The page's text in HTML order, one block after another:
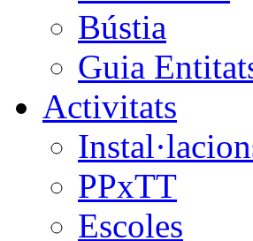
Bústia
Guia
Activitats
PPxTT
Escoles